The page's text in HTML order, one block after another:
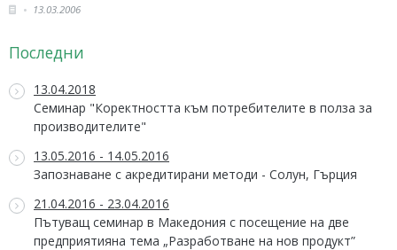
13.03.2006
Последни
13.04.2018
Семинар "Коректността към потребителите в полза за
производителите"
13.05.2016 - 14.05.2016
Запознаване с акредитирани методи - Солун, Гърция
21.04.2016 - 23.04.2016
Пътуващ семинар в Македония с посещение на две
предприятияна тема „Разработване на нов продукт”